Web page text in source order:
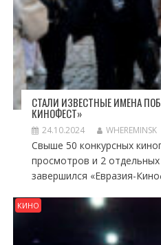
СТАЛИ ИЗВЕСТНЫЕ ИМЕНА
КИНОФЕСТ»
24.10.2024 WHEREMINSK
Свыше 50 конкурсных
просмотров и 2
завершился «Евразия-
КИНО